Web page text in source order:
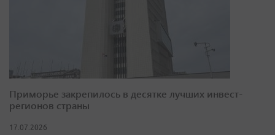
Приморье закрепилось в десятке лучших инвест-
регионов страны
17.07.2026